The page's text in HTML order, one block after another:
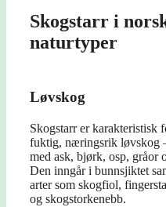
Skogstarr i
naturtyper
Løvskog
Skogstarr er karakteristisk
fuktig, næringsrik løvskog
med ask, bjørk, osp, gråor
Den inngår i bunnsjiktet
arter som skogfiol,
og skogstorkenebb.